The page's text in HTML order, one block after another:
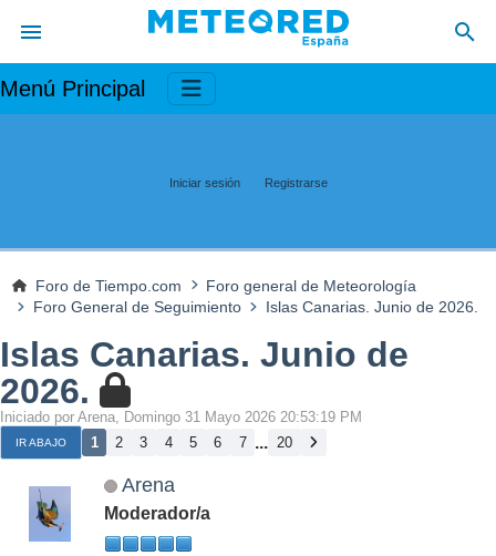
Menú Principal
Iniciar sesión Registrarse
Foro de Tiempo.com
Foro general de Meteorología
Foro General de Seguimiento
Islas Canarias. Junio de 2026.
Islas Canarias. Junio de
2026.
Iniciado por Arena, Domingo 31 Mayo 2026 20:53:19 PM
IR ABAJO 1 2 3 4 5 6 7 ... 20
Arena
Moderador/a